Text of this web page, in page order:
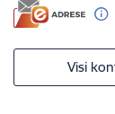
Visi